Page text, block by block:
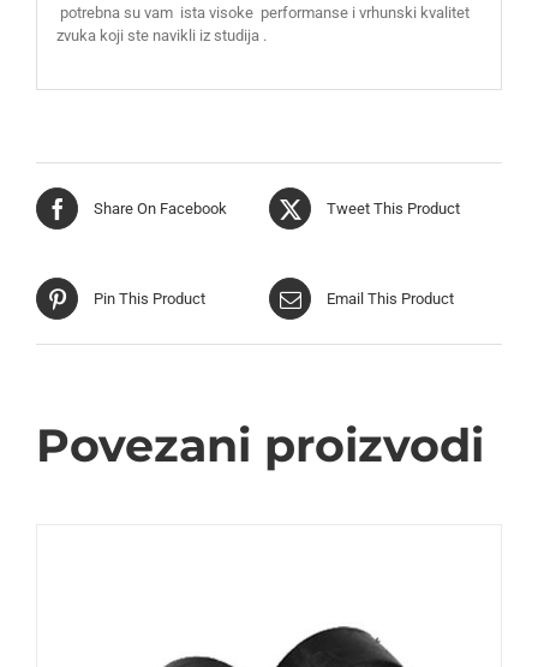
potrebna su vam ista visoke performanse i vrhunski kvalitet
zvuka koji ste navikli iz studija .
Share On Facebook Tweet This Product
Pin This Product Email This Product
Povezani proizvodi